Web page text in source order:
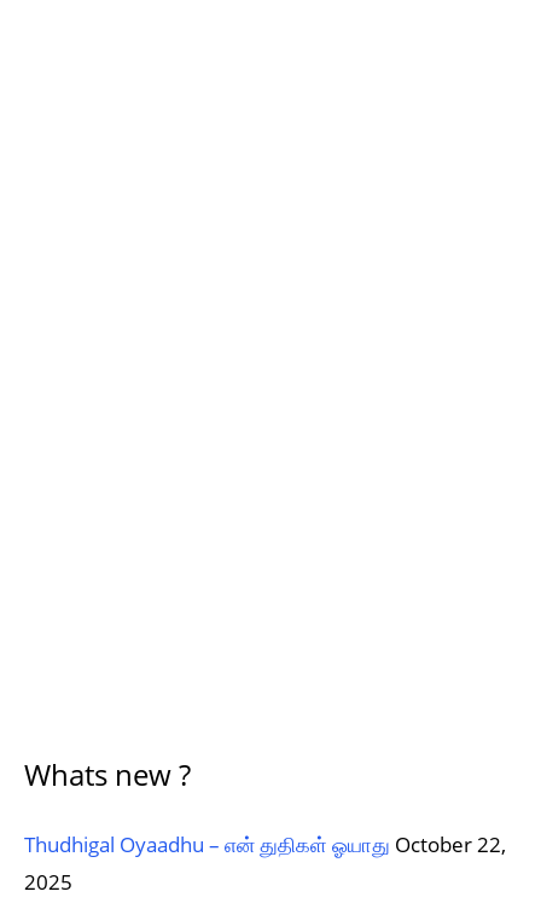
Whats new ?
Thudhigal Oyaadhu – என் துதிகள் ஓயாது October 22,
2025